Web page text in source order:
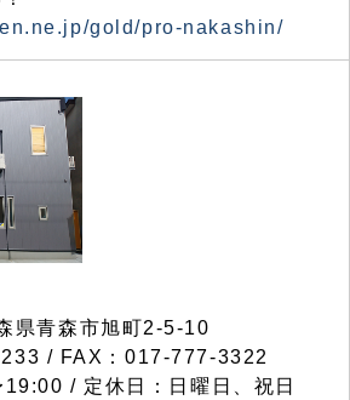
gold/pro-nakashin/
青森市旭町2-5-10
/ FAX：017-777-3322
/ 定休日：日曜日、祝日